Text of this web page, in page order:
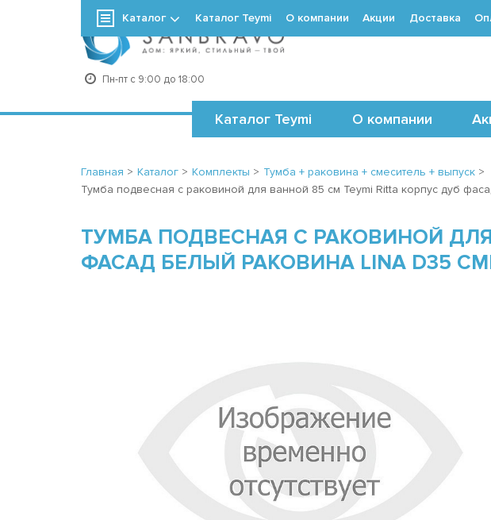
Пн-пт с 9:00 до 18:00
+7 (495) 488-71-24
Каталог Teymi О компании
Каталог Каталог Teymi О компании Акции Доставка
Главная > Каталог > Комплекты > Тумба + раковина + смеситель + выпуск >
Тумба подвесная с раковиной для ванной 85 см Teymi Ritta корпус дуб
ТУМБА ПОДВЕСНАЯ С РАКОВИНОЙ ДЛЯ
ФАСАД БЕЛЫЙ РАКОВИНА LINA D35